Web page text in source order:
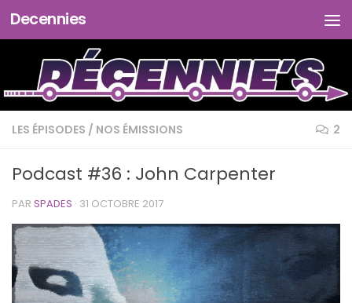
Skip to content
Decennies
LES ÉPISODES / NOS ÉMISSIONS 2
Podcast #36 : John Carpenter
PAR SPADES · 31 OCTOBRE 2017